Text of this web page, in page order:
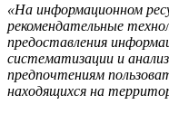
«На информационном
рекомендательные
предоставления
систематизации и
предпочтениям
находящихся на